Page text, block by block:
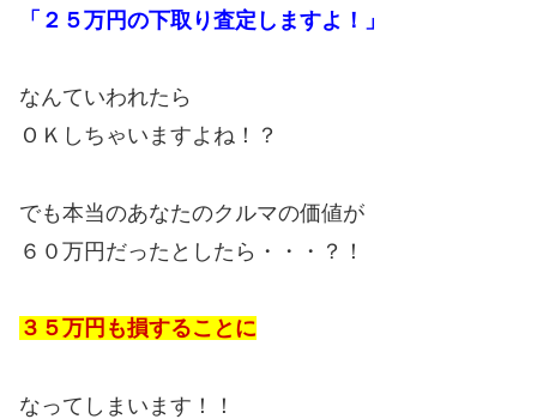
「２５万円の下取り査定しますよ！」
なんていわれたら
ＯＫしちゃいますよね！？
でも本当のあなたのクルマの価値が
６０万円だったとしたら・・・？！
３５万円も損することに
なってしまいます！！